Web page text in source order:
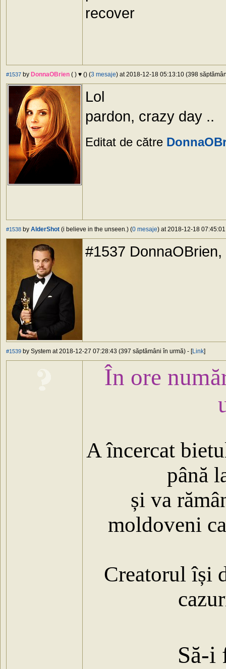
recover
#1537 by DonnaOBrien ( ) ♥ () (3 mesaje) at 2018-12-18 05:13:10 (398
Lol
pardon, crazy day ..
Editat de către
#1538 by AlderShot (i believe in the unseen.) (0 mesaje) at 2018-12-18
#1537
#1539 by System at 2018-12-27 07:28:43 (397 săptămâni în urmă) - [Link]
În ore
A încercat
până
și va
moldoveni
Creatorul își
Să-i